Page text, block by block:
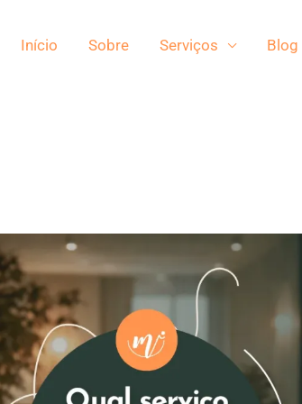
Início Sobre Serviços Blog